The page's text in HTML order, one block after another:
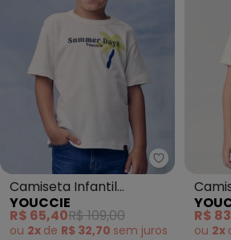
Youccie -
Camiseta Infantil
Estampa Summer Days
(Branco)
YOUCCIE
R$ 65,40R$ 109,00
ou 2x de R$ 32,70 sem juros
R$
ou 2x